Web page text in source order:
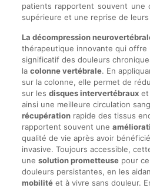
patients rapportent souvent une
supérieure et une reprise de
La décompression
thérapeutique innovante qui offre
significatif des douleurs
la colonne vertébrale. En
sur la colonne, elle permet de
sur les disques intervertébrauxet
ainsi une meilleure circulation
récupérationrapide des tissus
rapportent souvent une
qualité de vie après avoir
invasive. Toujours accessible,
une solution prometteusepour
douleurs persistantes, en les
mobilitéet à vivre sans douleur.